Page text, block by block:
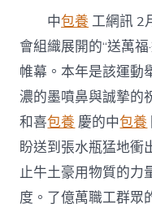
中包養 工網訊 2
會組織展開的“送萬
帷幕。本年是該運動
濃的墨噴鼻與誠摯的
和喜包養 慶的中包養
盼送到張水瓶猛地衝
止牛土豪用物質的力
度。了億萬職工群眾